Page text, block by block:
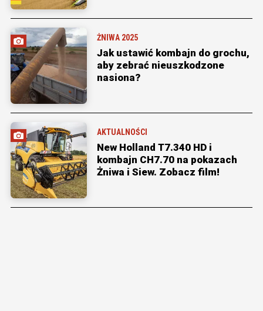
ŻNIWA 2025
Jak ustawić kombajn do grochu,
aby zebrać nieuszkodzone
nasiona?
AKTUALNOŚCI
New Holland T7.340 HD i
kombajn CH7.70 na pokazach
Żniwa i Siew. Zobacz film!